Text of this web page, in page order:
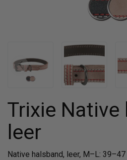
Trixie Native
leer
Native halsband, leer, M–L: